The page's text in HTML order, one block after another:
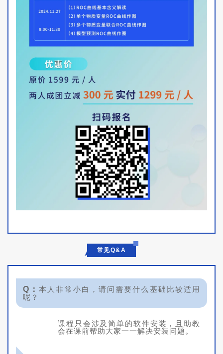
常见Q&A
Q：本人非常小白，请问需要什么基础比较适用
呢？
课程只会涉及简单的软件安装，且助教
会在课前帮助大家一一解决安装问题。